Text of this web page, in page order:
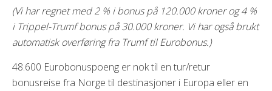
(Vi har regnet med 2 % i bonus på 120.000 kroner og 4 %
i Trippel-Trumf bonus på 30.000 kroner. Vi har også brukt
automatisk overføring fra Trumf til Eurobonus.)
48.600 Eurobonuspoeng er nok til en tur/retur
bonusreise fra Norge til destinasjoner i Europa eller en